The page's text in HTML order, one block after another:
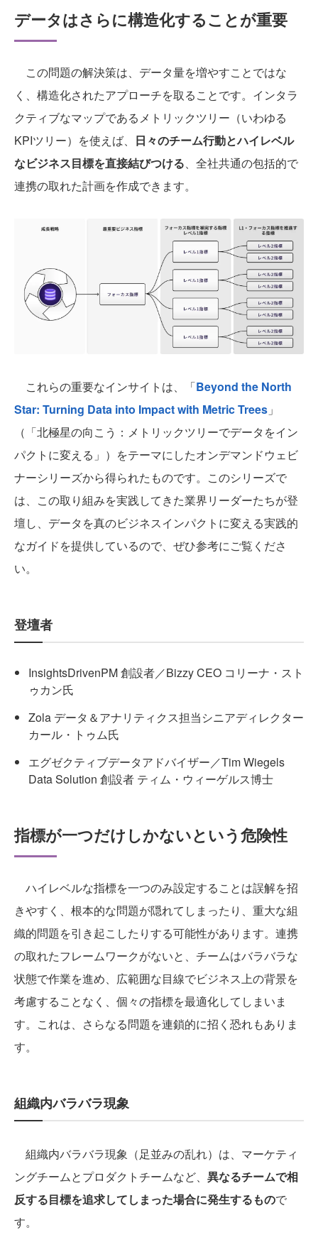
データはさらに構造化することが重要
この問題の解決策は、データ量を増やすことではな
く、構造化されたアプローチを取ることです。インタラ
クティブなマップであるメトリックツリー（いわゆる
KPIツリー）を使えば、 日々のチーム行動とハイレベル
なビジネス目標を直接結びつける 、全社共通の包括的で
連携の取れた計画を作成できます。
これらの重要なインサイトは、「Beyond the North
Star: Turning Data into Impact with Metric Trees 」
（「北極星の向こう：メトリックツリーでデータをイン
パクトに変える」）をテーマにしたオンデマンドウェビ
ナーシリーズから得られたものです。このシリーズで
は、この取り組みを実践してきた業界リーダーたちが登
壇し、データを真のビジネスインパクトに変える実践的
なガイドを提供しているので、ぜひ参考にご覧くださ
い。
登壇者
InsightsDrivenPM 創設者／Bizzy CEO コリーナ・スト
ゥカン氏
Zola データ＆アナリティクス担当シニアディレクター
カール・トゥム氏
エグゼクティブデータアドバイザー／Tim Wiegels
Data Solution 創設者 ティム・ウィーゲルス博士
指標が一つだけしかないという危険性
ハイレベルな指標を一つのみ設定することは誤解を招
きやすく、根本的な問題が隠れてしまったり、重大な組
織的問題を引き起こしたりする可能性があります。連携
の取れたフレームワークがないと、チームはバラバラな
状態で作業を進め、広範囲な目線でビジネス上の背景を
考慮することなく、個々の指標を最適化してしまいま
す。これは、さらなる問題を連鎖的に招く恐れもありま
す。
組織内バラバラ現象
組織内バラバラ現象（足並みの乱れ）は、マーケティ
ングチームとプロダクトチームなど、 異なるチームで相
反する目標を追求してしまった場合に発生するもので
す。